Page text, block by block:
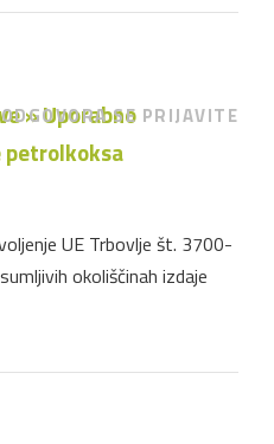
» Uporabno
petrolkoksa
SE PRIJAVITE
UE Trbovlje št. 3700-
okoliščinah izdaje